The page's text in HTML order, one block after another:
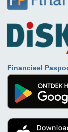
Financieel